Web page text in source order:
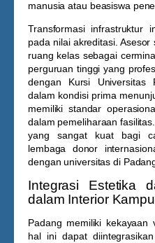
manusia atau beasiswa
Transformasi infrastruktur
pada nilai akreditasi.
ruang kelas sebagai
perguruan tinggi yang
dengan Kursi Universitas
dalam kondisi prima
memiliki standar
dalam pemeliharaan
yang sangat kuat bagi
lembaga donor
dengan universitas di
Integrasi Estetika
dalam Interior
Padang memiliki
hal ini dapat